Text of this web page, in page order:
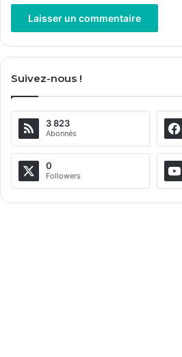
t
n
t
i
Suivez-nous !
3 823
Abonnés
0
Followers